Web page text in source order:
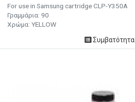
For use in Samsung cartridge CLP-Y350A
Γραμμάρια: 90
Χρώμα: YELLOW
Συμβατότητα